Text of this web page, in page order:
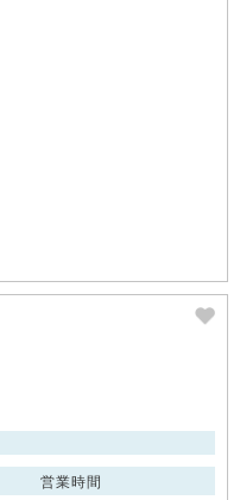
営業時間